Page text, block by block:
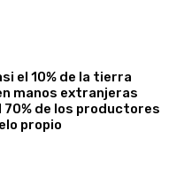
el 10% de la tierra
manos extranjeras
de los productores
propio